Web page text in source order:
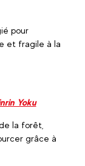
pour
et fragile à la
Yoku
la forêt,
grâce à